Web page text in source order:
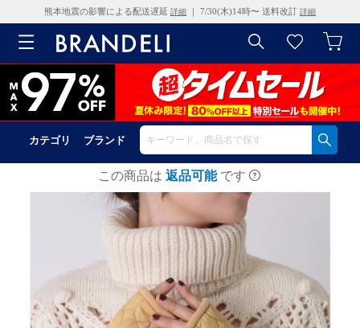
熊本地震の影響による配送遅延 詳細 ｜ 7/30(木)14時〜 送料改訂 詳細
カテゴリ ブランド
この商品は 返品可能 です